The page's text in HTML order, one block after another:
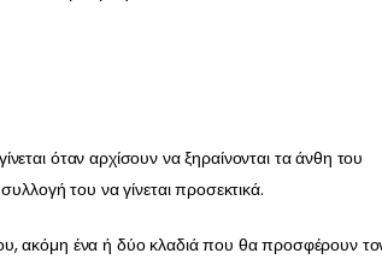
όταν αρχίσουν να ξηραίνονται τα άνθη του
του να γίνεται προσεκτικά.
ακόμη ένα ή δύο κλαδιά που θα προσφέρουν